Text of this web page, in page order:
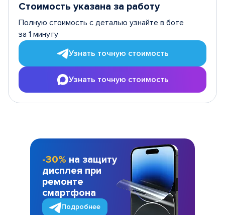
Стоимость указана за работу
Полную стоимость с деталью узнайте в боте
за 1 минуту
Узнать точную стоимость
Узнать точную стоимость
-30% на защиту
дисплея при
ремонте
смартфона
Подробнее